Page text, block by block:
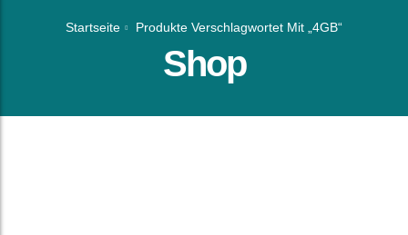
Startseite Produkte Verschlagwortet Mit „4GB“
Shop